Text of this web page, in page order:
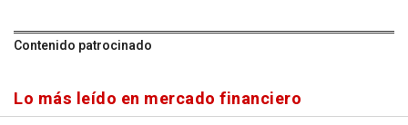
Contenido patrocinado
Lo más leído en mercado financiero